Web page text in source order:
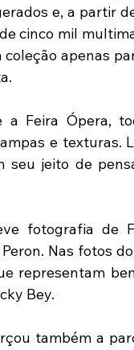
e, a partir
cinco mil
apenas
a Feira Ópera,
e texturas.
seu jeito de
fotografia de
Nas fotos
representam
Bey.
também a